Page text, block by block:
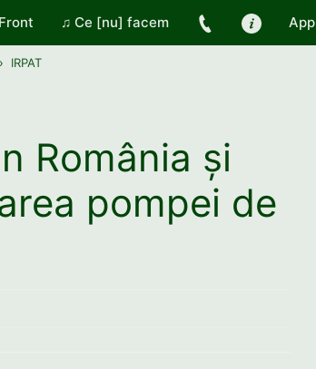
Front ♫ Ce [nu] facem App
IRPAT
România și
pompei de